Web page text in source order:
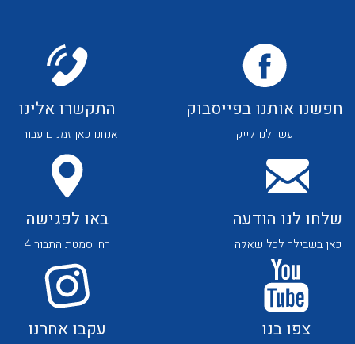
לכל מוצרי היצרן
לכל מוצרי היצרן לכל מוצרי היצרן
חפשנו אותנו בפייסבוק
עשו לנו לייק
התקשרו אלינו
אנחנו כאן זמנים עבורך
שלחו לנו הודעה
כאן בשבילך לכל שאלה
באו לפגישה
רח' סמטת התבור 4
צפו בנו עקבו אחרנו